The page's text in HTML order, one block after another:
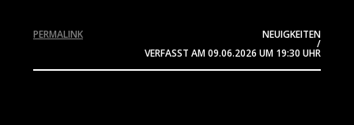
NEUIGKEITEN
/
VERFASST AM09.06.2026 UM 19:30 UHR
PERMALINK